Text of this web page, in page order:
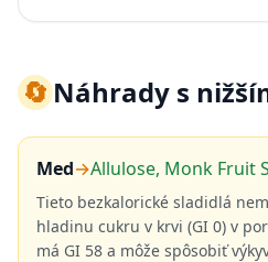
🔄Náhrady s
Med→Allulose, Monk Fruit
Tieto bezkalorické sladidlá
hladinu cukru v krvi (GI 0) v
má GI 58 a môže spôsobiť